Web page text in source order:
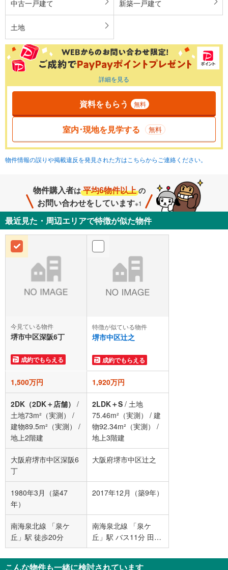
中古一戸建て 新築一戸建て
土地
詳細を見る
資料をもらう 無料
室内･現地を見学する 無料
物件情報の誤りや掲載違反を発見された方はこちらからご連絡ください。
物件購入者は 平均6物件以上 の
お問い合わせをしています※1
最近見た・周辺エリアで特徴が似た物件
今見ている物件
堺市中区深阪6丁
成約でもらえる
特徴が似ている物件
堺市中区辻之
成約でもらえる
1,500万円 1,920万円
2DK（2DK＋店舗） /
土地73m²（実測）
/
建物89.5m²（実測）
/
地上2階建
2LDK＋S / 土地
75.46m²（実測）
/ 建
物92.34m²（実測）
/
地上3階建
大阪府堺市中区深阪6
丁
大阪府堺市中区辻之
1980年3月（築47
年）
2017年12月（築9年）
南海泉北線 「泉ケ
丘」駅 徒歩20分
南海泉北線 「泉ケ
丘」駅 バス11分 田園
北口 バス停下車 徒歩
4分
こんな物件も一緒に検討されています